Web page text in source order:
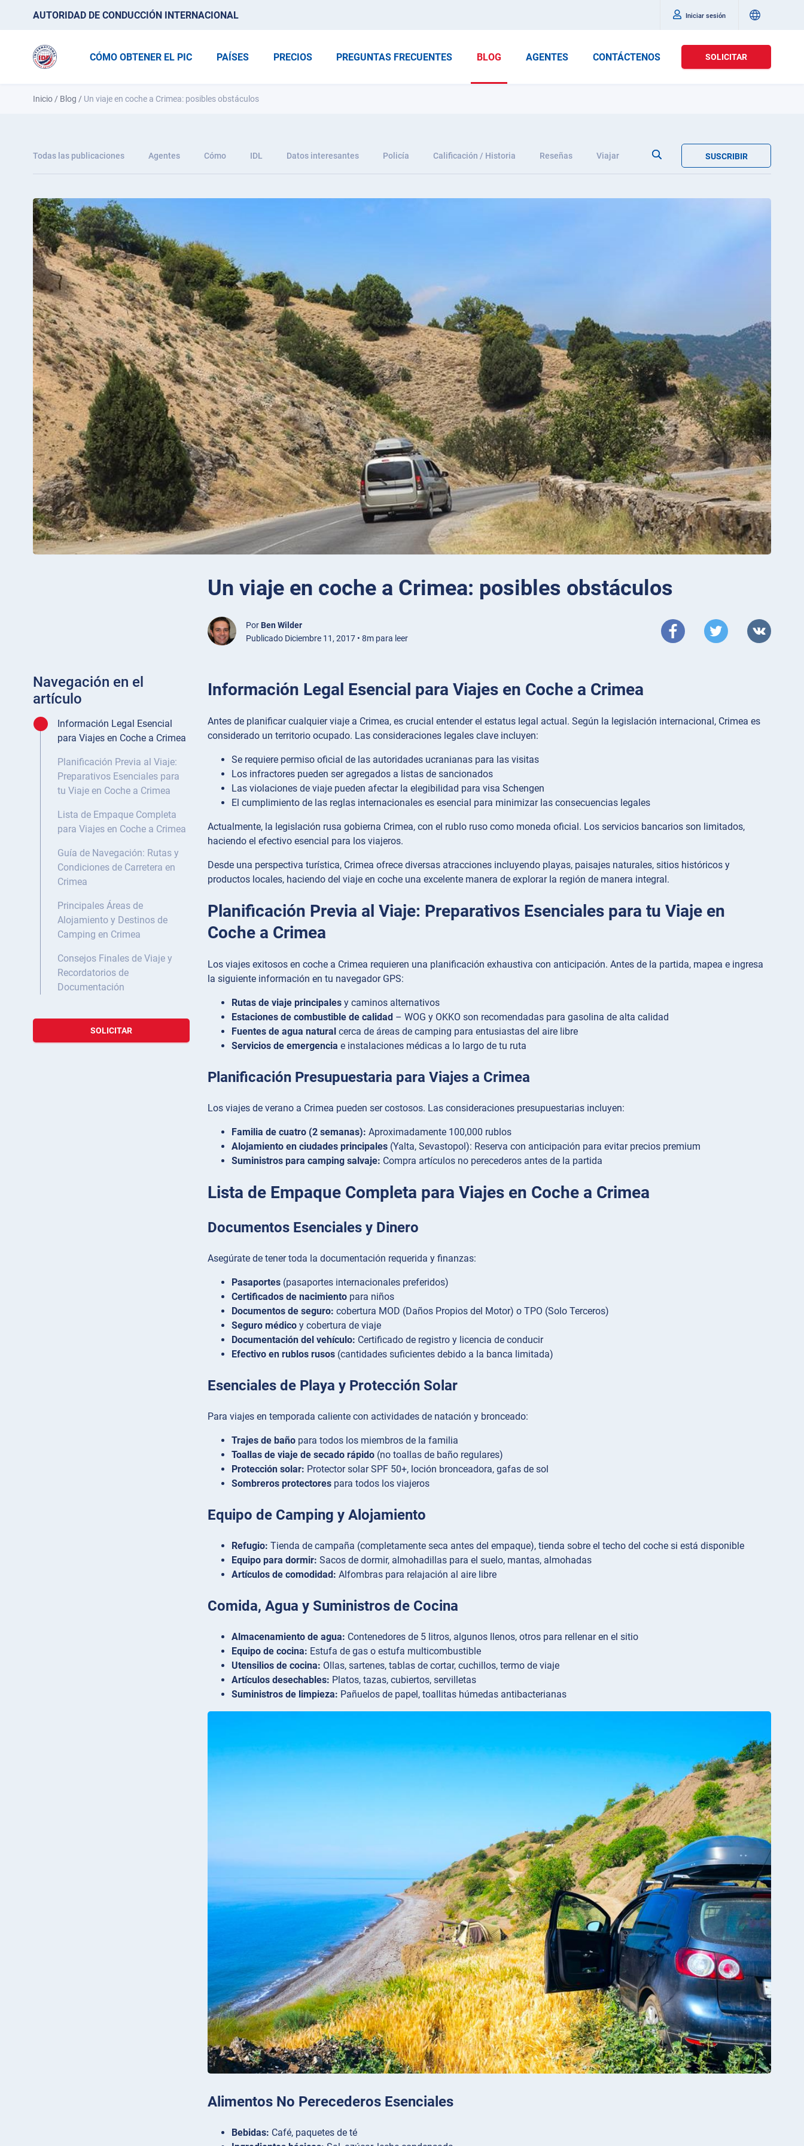
AUTORIDAD DE CONDUCCIÓN INTERNACIONAL Iniciar sesión
CÓMO OBTENER EL PIC PAÍSES PRECIOS PREGUNTAS FRECUENTES BLOG AGENTES CONTÁCTENOS SOLICITAR
Inicio / Blog / Un viaje en coche a Crimea: posibles obstáculos
Todas las publicaciones Agentes Cómo IDL Datos interesantes Policía Calificación / Historia Reseñas Viajar SUSCRIBIR
Un viaje en coche a Crimea: posibles obstáculos
Por Ben Wilder
Publicado Diciembre 11, 2017 • 8m para leer
Navegación en el
artículo
Información Legal Esencial
para Viajes en Coche a Crimea
Planificación Previa al Viaje:
Preparativos Esenciales para
tu Viaje en Coche a Crimea
Lista de Empaque Completa
para Viajes en Coche a Crimea
Guía de Navegación: Rutas y
Condiciones de Carretera en
Crimea
Principales Áreas de
Alojamiento y Destinos de
Camping en Crimea
Consejos Finales de Viaje y
Recordatorios de
Documentación
SOLICITAR
Información Legal Esencial para Viajes en Coche a Crimea
Antes de planificar cualquier viaje a Crimea, es crucial entender el estatus legal actual. Según la legislación internacional, Crimea es
considerado un territorio ocupado. Las consideraciones legales clave incluyen:
Se requiere permiso oficial de las autoridades ucranianas para las visitas
Los infractores pueden ser agregados a listas de sancionados
Las violaciones de viaje pueden afectar la elegibilidad para visa Schengen
El cumplimiento de las reglas internacionales es esencial para minimizar las consecuencias legales
Actualmente, la legislación rusa gobierna Crimea, con el rublo ruso como moneda oficial. Los servicios bancarios son limitados,
haciendo el efectivo esencial para los viajeros.
Desde una perspectiva turística, Crimea ofrece diversas atracciones incluyendo playas, paisajes naturales, sitios históricos y
productos locales, haciendo del viaje en coche una excelente manera de explorar la región de manera integral.
Planificación Previa al Viaje: Preparativos Esenciales para tu Viaje en
Coche a Crimea
Los viajes exitosos en coche a Crimea requieren una planificación exhaustiva con anticipación. Antes de la partida, mapea e ingresa
la siguiente información en tu navegador GPS:
Rutas de viaje principales y caminos alternativos
Estaciones de combustible de calidad – WOG y OKKO son recomendadas para gasolina de alta calidad
Fuentes de agua natural cerca de áreas de camping para entusiastas del aire libre
Servicios de emergencia e instalaciones médicas a lo largo de tu ruta
Planificación Presupuestaria para Viajes a Crimea
Los viajes de verano a Crimea pueden ser costosos. Las consideraciones presupuestarias incluyen:
Familia de cuatro (2 semanas): Aproximadamente 100,000 rublos
Alojamiento en ciudades principales (Yalta, Sevastopol): Reserva con anticipación para evitar precios premium
Suministros para camping salvaje: Compra artículos no perecederos antes de la partida
Lista de Empaque Completa para Viajes en Coche a Crimea
Documentos Esenciales y Dinero
Asegúrate de tener toda la documentación requerida y finanzas:
Pasaportes (pasaportes internacionales preferidos)
Certificados de nacimiento para niños
Documentos de seguro: cobertura MOD (Daños Propios del Motor) o TPO (Solo Terceros)
Seguro médico y cobertura de viaje
Documentación del vehículo: Certificado de registro y licencia de conducir
Efectivo en rublos rusos (cantidades suficientes debido a la banca limitada)
Esenciales de Playa y Protección Solar
Para viajes en temporada caliente con actividades de natación y bronceado:
Trajes de baño para todos los miembros de la familia
Toallas de viaje de secado rápido (no toallas de baño regulares)
Protección solar: Protector solar SPF 50+, loción bronceadora, gafas de sol
Sombreros protectores para todos los viajeros
Equipo de Camping y Alojamiento
Refugio: Tienda de campaña (completamente seca antes del empaque), tienda sobre el techo del coche si está disponible
Equipo para dormir: Sacos de dormir, almohadillas para el suelo, mantas, almohadas
Artículos de comodidad: Alfombras para relajación al aire libre
Comida, Agua y Suministros de Cocina
Almacenamiento de agua: Contenedores de 5 litros, algunos llenos, otros para rellenar en el sitio
Equipo de cocina: Estufa de gas o estufa multicombustible
Utensilios de cocina: Ollas, sartenes, tablas de cortar, cuchillos, termo de viaje
Artículos desechables: Platos, tazas, cubiertos, servilletas
Suministros de limpieza: Pañuelos de papel, toallitas húmedas antibacterianas
Alimentos No Perecederos Esenciales
Bebidas: Café, paquetes de té